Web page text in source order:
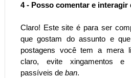
4 - Posso comentar e interagir
Claro! Este site é para ser
que gostam do assunto e
postagens você tem a mera
claro, evite xingamentos e
passíveis de ban.